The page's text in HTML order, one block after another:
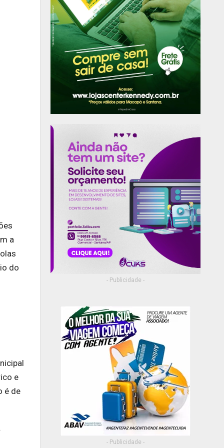
a
do
e
é de
- Publicidade -
- Publicidade -